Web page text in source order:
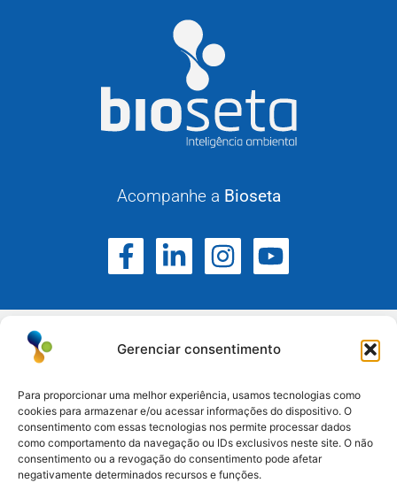
Gerenciar consentimento
Para proporcionar uma melhor experiência, usamos tecnologias como
cookies para armazenar e/ou acessar informações do dispositivo. O
consentimento com essas tecnologias nos permite processar dados
como comportamento da navegação ou IDs exclusivos neste site. O não
consentimento ou a revogação do consentimento pode afetar
negativamente determinados recursos e funções.
Acompanhe a Bioseta
Atuamos no Rio Grande do Sul, Santa Catarina e
Paraná.